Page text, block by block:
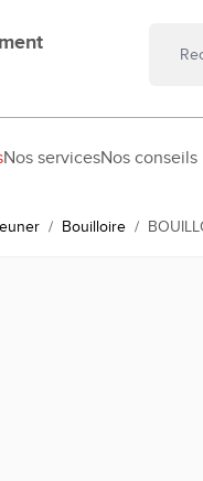
Nos servicesNos conseils
/ Bouilloire /